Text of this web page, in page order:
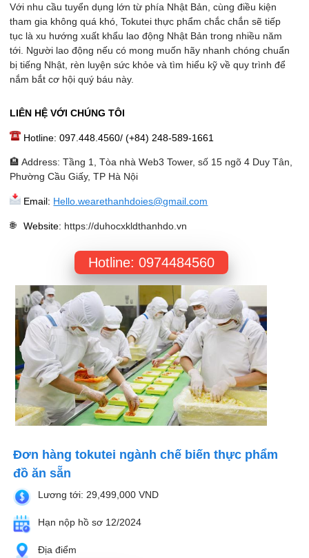
Với nhu cầu tuyển dụng lớn từ phía Nhật Bản, cùng điều kiện
tham gia không quá khó, Tokutei thực phẩm chắc chắn sẽ tiếp
tục là xu hướng xuất khẩu lao động Nhật Bản trong nhiều năm
tới. Người lao động nếu có mong muốn hãy nhanh chóng chuẩn
bị tiếng Nhật, rèn luyện sức khỏe và tìm hiểu kỹ về quy trình để
nắm bắt cơ hội quý báu này.
LIÊN HỆ VỚI CHÚNG TÔI
Hotline: 097.448.4560/ (+84) 248-589-1661
🏨 Address: Tầng 1, Tòa nhà Web3 Tower, số 15 ngõ 4 Duy Tân,
Phường Cầu Giấy, TP Hà Nội
Email: Hello.wearethanhdoies@gmail.com
Website: https://duhocxkldthanhdo.vn
Hotline: 0974484560
Đơn hàng tokutei ngành chế biến thực phẩm
đồ ăn sẵn
Lương tới: 29,499,000 VND
Hạn nộp hồ sơ 12/2024
Địa điểm